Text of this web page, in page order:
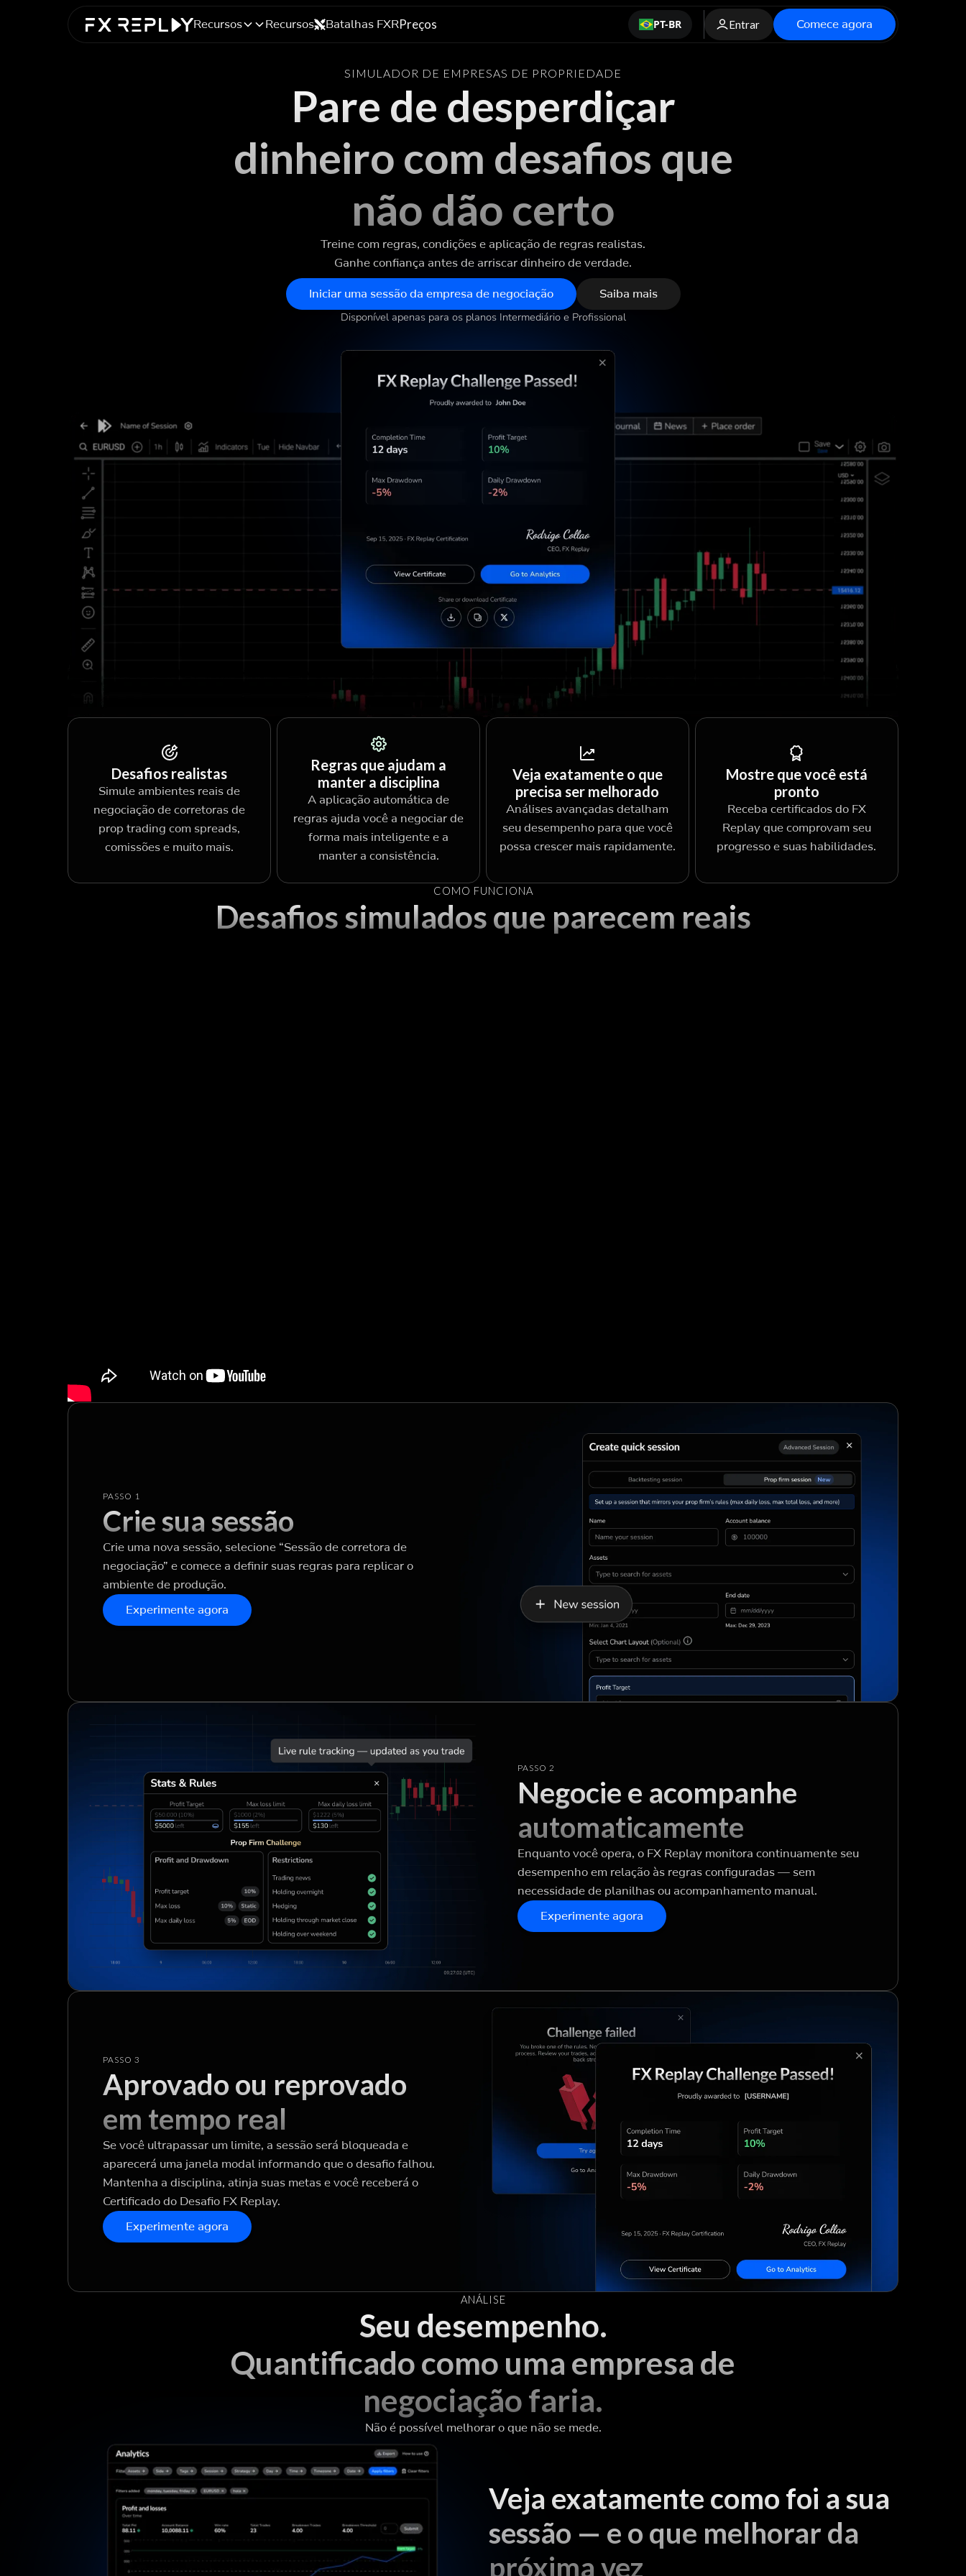
Recursos Recursos Batalhas FXRPreços PT-BR Entrar Comece agora
SIMULADOR DE EMPRESAS DE PROPRIEDADE
Pare de desperdiçar
dinheiro com desafios que
não dão certo
Treine com regras, condições e aplicação de regras realistas.
Ganhe confiança antes de arriscar dinheiro de verdade.
Iniciar uma sessão da empresa de negociação
Saiba mais
Disponível apenas para os planos Intermediário e Profissional
Desafios realistas
Simule ambientes reais de
negociação de corretoras de
prop trading com spreads,
comissões e muito mais.
Regras que ajudam a
manter a disciplina
A aplicação automática de
regras ajuda você a negociar de
forma mais inteligente e a
manter a consistência.
Veja exatamente o que
precisa ser melhorado
Análises avançadas detalham
seu desempenho para que você
possa crescer mais rapidamente.
Mostre que você está
pronto
Receba certificados do FX
Replay que comprovam seu
progresso e suas habilidades.
COMO FUNCIONA
Desafios simulados que parecem reais
PASSO 1
Crie sua sessão
Crie uma nova sessão, selecione “Sessão de corretora de
negociação” e comece a definir suas regras para replicar o
ambiente de produção.
Experimente agora
PASSO 2
Negocie e acompanhe
automaticamente
Enquanto você opera, o FX Replay monitora continuamente seu
desempenho em relação às regras configuradas — sem
necessidade de planilhas ou acompanhamento manual.
Experimente agora
PASSO 3
Aprovado ou reprovado
em tempo real
Se você ultrapassar um limite, a sessão será bloqueada e
aparecerá uma janela modal informando que o desafio falhou.
Mantenha a disciplina, atinja suas metas e você receberá o
Certificado do Desafio FX Replay.
Experimente agora
ANÁLISE
Seu desempenho.
Quantificado como uma empresa de
negociação faria.
Não é possível melhorar o que não se mede.
Veja exatamente como foi a sua
sessão — e o que melhorar da
próxima vez